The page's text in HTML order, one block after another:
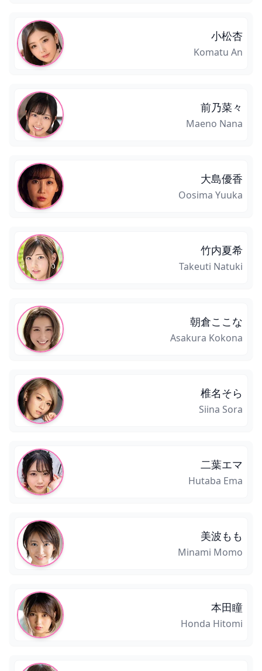
小松杏
Komatu An
前乃菜々
Maeno Nana
大島優香
Oosima Yuuka
竹内夏希
Takeuti Natuki
朝倉ここな
Asakura Kokona
椎名そら
Siina Sora
二葉エマ
Hutaba Ema
美波もも
Minami Momo
本田瞳
Honda Hitomi